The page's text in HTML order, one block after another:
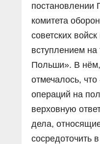
постановлении
комитета
советских
вступлением на
Польши». В нём,
отмечалось,
операций на
верховную
дела,
сосредоточить